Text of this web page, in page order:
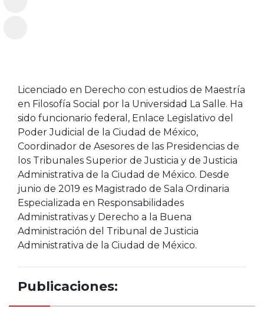
Licenciado en Derecho con estudios de Maestría
en Filosofía Social por la Universidad La Salle. Ha
sido funcionario federal, Enlace Legislativo del
Poder Judicial de la Ciudad de México,
Coordinador de Asesores de las Presidencias de
los Tribunales Superior de Justicia y de Justicia
Administrativa de la Ciudad de México. Desde
junio de 2019 es Magistrado de Sala Ordinaria
Especializada en Responsabilidades
Administrativas y Derecho a la Buena
Administración del Tribunal de Justicia
Administrativa de la Ciudad de México.
Publicaciones: